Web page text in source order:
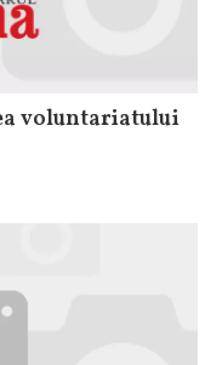
voluntariatului